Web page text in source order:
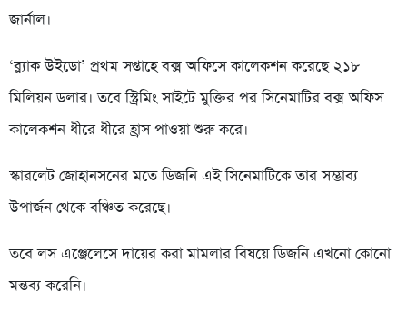
জার্নাল।
‘ব্ল্যাক উইডো’ প্রথম সপ্তাহে বক্স অফিসে কালেকশন করেছে ২১৮
মিলিয়ন ডলার। তবে স্ট্রিমিং সাইটে মুক্তির পর সিনেমাটির বক্স অফিস
কালেকশন ধীরে ধীরে হ্রাস পাওয়া শুরু করে।
স্কারলেট জোহানসনের মতে ডিজনি এই সিনেমাটিকে তার সম্ভাব্য
উপার্জন থেকে বঞ্চিত করেছে।
তবে লস এঞ্জেলেসে দায়ের করা মামলার বিষয়ে ডিজনি এখনো কোনো
মন্তব্য করেনি।